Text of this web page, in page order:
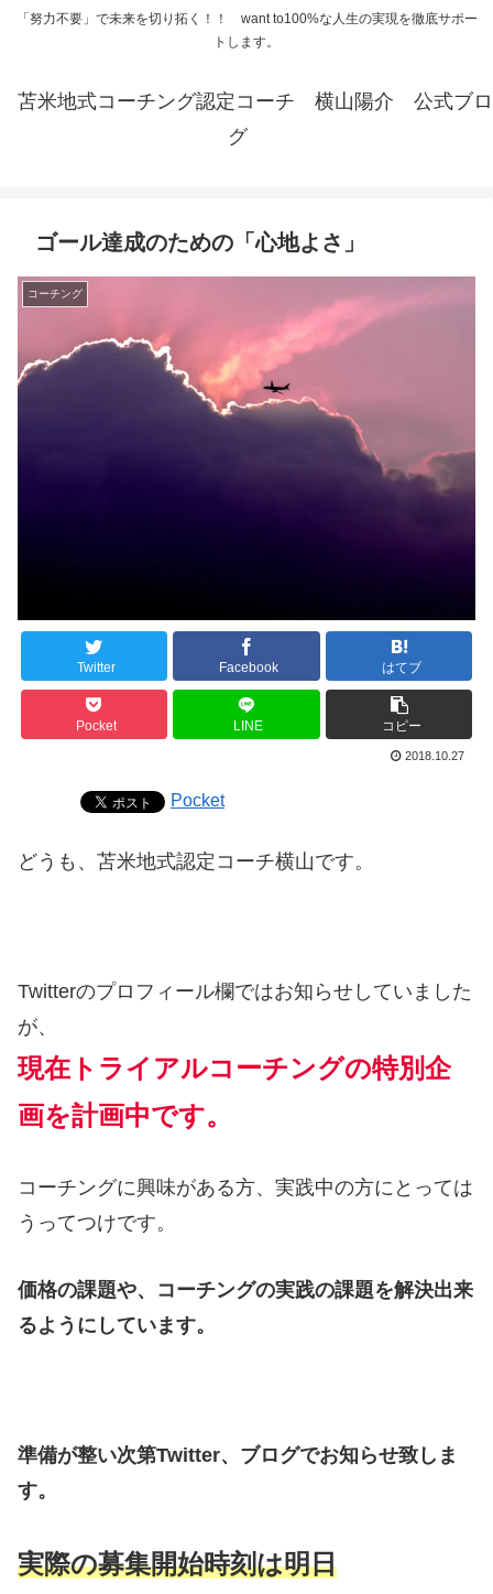
「努力不要」で未来を切り拓く！！ want to100%な人生の実現を徹底サポー
トします。
苫米地式コーチング認定コーチ 横山陽介 公式ブロ
グ
ゴール達成のための「心地よさ」
コーチング
Twitter Facebook はてブ
Pocket LINE コピー
2018.10.27
Pocket
どうも、苫米地式認定コーチ横山です。
Twitterのプロフィール欄ではお知らせしていました
が、
現在トライアルコーチングの特別企
画を計画中です。
コーチングに興味がある方、実践中の方にとっては
うってつけです。
価格の課題や、コーチングの実践の課題を解決出来
るようにしています。
準備が整い次第Twitter、ブログでお知らせ致しま
す。
実際の募集開始時刻は明日